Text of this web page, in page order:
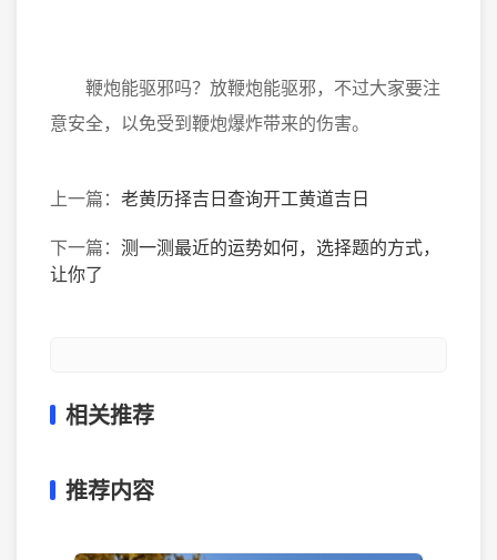
鞭炮能驱邪吗？放鞭炮能驱邪，不过大家要注
意安全，以免受到鞭炮爆炸带来的伤害。
上一篇： 老黄历择吉日查询开工黄道吉日
下一篇： 测一测最近的运势如何，选择题的方式，
让你了
相关推荐
推荐内容